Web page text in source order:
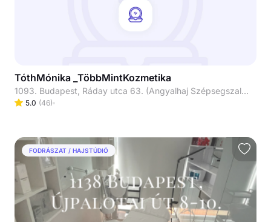
TóthMónika _TöbbMintKozmetika
1093. Budapest, Ráday utca 63. (Angyalhaj Szépsegszalon)
5.0 (46)
FODRÁSZAT / HAJSTÚDIÓ